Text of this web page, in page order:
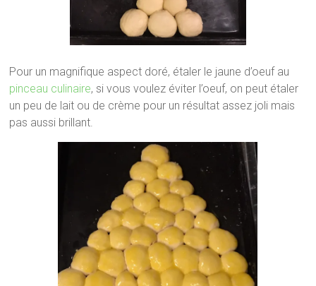
Pour un magnifique aspect doré, étaler le jaune d’oeuf au
pinceau culinaire, si vous voulez éviter l’oeuf, on peut étaler
un peu de lait ou de crème pour un résultat assez joli mais
pas aussi brillant.